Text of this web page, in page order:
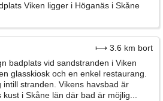
Viken ligger i Höganäs i Skåne
⟼ 3.6 km bort
badplats vid sandstranden i Viken
glasskiosk och en enkel restaurang.
intill stranden. Vikens havsbad är
i Skåne län där bad är möjlig...